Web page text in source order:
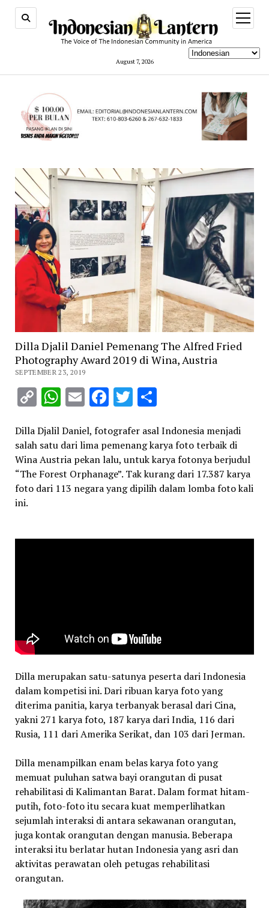
August 7, 2026
open
menu
Dilla Djalil Daniel Pemenang The Alfred Fried
Photography Award 2019 di Wina, Austria
SEPTEMBER 23, 2019
CopyWhatsApp
EmailFacebook
Twitter
Share
Dilla Djalil Daniel, fotografer asal Indonesia menjadi
salah satu dari lima pemenang karya foto terbaik di
Wina Austria pekan lalu, untuk karya fotonya berjudul
“The Forest Orphanage”. Tak kurang dari 17.387 karya
foto dari 113 negara yang dipilih dalam lomba foto kali
ini.
Dilla merupakan satu-satunya peserta dari Indonesia
dalam kompetisi ini. Dari ribuan karya foto yang
diterima panitia, karya terbanyak berasal dari Cina,
yakni 271 karya foto, 187 karya dari India, 116 dari
Rusia, 111 dari Amerika Serikat, dan 103 dari Jerman.
Dilla menampilkan enam belas karya foto yang
memuat puluhan satwa bayi orangutan di pusat
rehabilitasi di Kalimantan Barat. Dalam format hitam-
putih, foto-foto itu secara kuat memperlihatkan
sejumlah interaksi di antara sekawanan orangutan,
juga kontak orangutan dengan manusia. Beberapa
interaksi itu berlatar hutan Indonesia yang asri dan
aktivitas perawatan oleh petugas rehabilitasi
orangutan.